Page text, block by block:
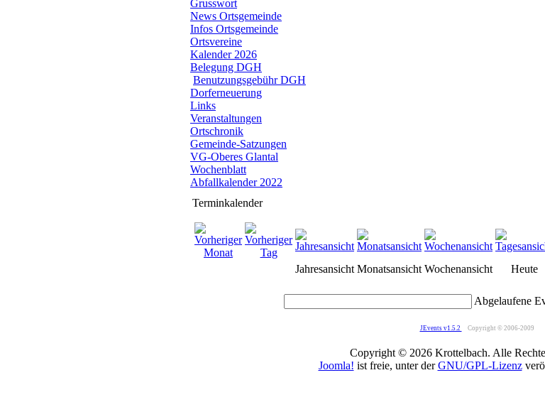
Grusswort
News Ortsgemeinde
Infos Ortsgemeinde
Ortsvereine
Kalender 2026
Belegung DGH
Benutzungsgebühr DGH
Dorferneuerung
Links
Veranstaltungen
Ortschronik
Gemeinde-Satzungen
VG-Oberes Glantal
Wochenblatt
Abfallkalender 2022
Terminkalender
Jahresansicht Monatsansicht Wochenansicht Heute
Abgelaufene
JEvents v1.5.2 Copyright © 2006-2009
Copyright © 2026 Krottelbach. Alle
Joomla! ist freie, unter derGNU/GPL-Lizenz